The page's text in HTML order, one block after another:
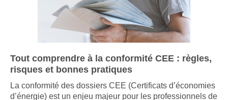
Tout comprendre à la conformité CEE : règles,
risques et bonnes pratiques
La conformité des dossiers CEE (Certificats d’économies